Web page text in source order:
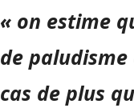
« on estime
de
cas de plus